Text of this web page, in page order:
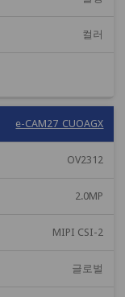
컬러
e-CAM27_CUOAGX
OV2312
2.0MP
MIPI CSI-2
글로벌